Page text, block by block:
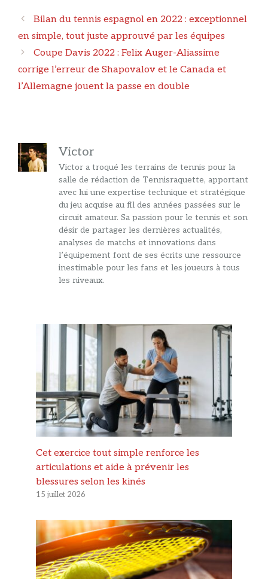
Navigation
des
Bilan du tennis espagnol en 2022 : exceptionnel
en simple, tout juste approuvé par les équipes
Coupe Davis 2022 : Felix Auger-Aliassime
corrige l’erreur de Shapovalov et le Canada et
l’Allemagne jouent la passe en double
Victor
Victor a troqué les terrains de tennis pour la
salle de rédaction de Tennisraquette, apportant
avec lui une expertise technique et stratégique
du jeu acquise au fil des années passées sur le
circuit amateur. Sa passion pour le tennis et son
désir de partager les dernières actualités,
analyses de matchs et innovations dans
l’équipement font de ses écrits une ressource
inestimable pour les fans et les joueurs à tous
les niveaux.
Cet exercice tout simple renforce les
articulations et aide à prévenir les
blessures selon les kinés
15 juillet 2026